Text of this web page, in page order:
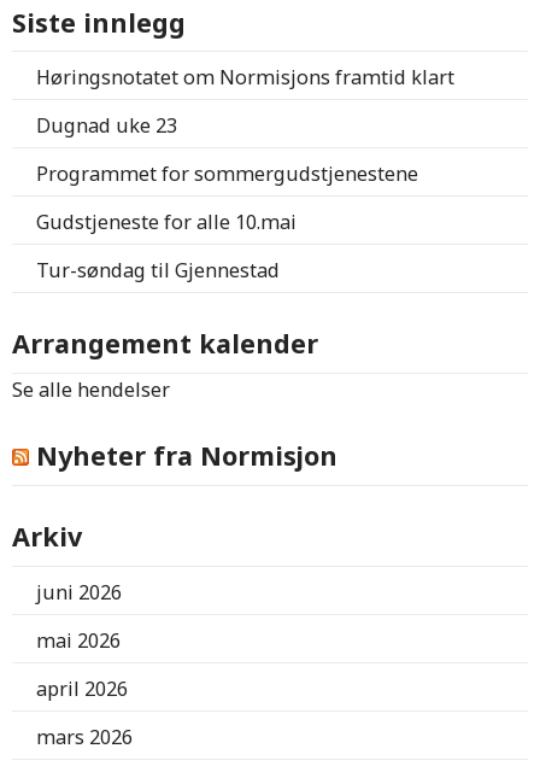
Siste innlegg
Høringsnotatet om Normisjons framtid klart
Dugnad uke 23
Programmet for sommergudstjenestene
Gudstjeneste for alle 10.mai
Tur-søndag til Gjennestad
Arrangement kalender
Se alle hendelser
Nyheter fra Normisjon
Arkiv
juni 2026
mai 2026
april 2026
mars 2026